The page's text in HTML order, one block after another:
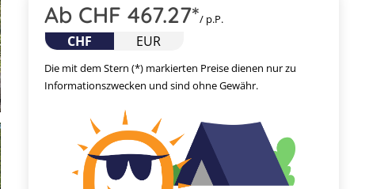
Ab CHF 467.27*/ p.P.
CHF EUR
Die mit dem Stern (*) markierten Preise dienen nur zu
Informationszwecken und sind ohne Gewähr.